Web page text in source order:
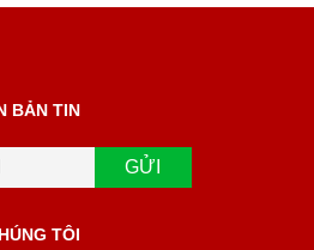
BẢN TIN
TÔI